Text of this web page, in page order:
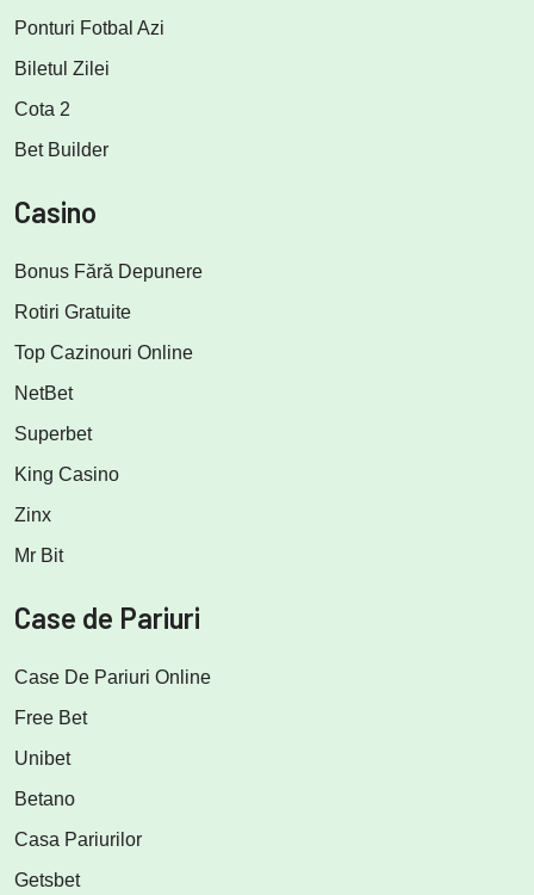
Ponturi Fotbal Azi
Biletul Zilei
Cota 2
Bet Builder
Casino
Bonus Fără Depunere
Rotiri Gratuite
Top Cazinouri Online
NetBet
Superbet
King Casino
Zinx
Mr Bit
Case de Pariuri
Case De Pariuri Online
Free Bet
Unibet
Betano
Casa Pariurilor
Getsbet